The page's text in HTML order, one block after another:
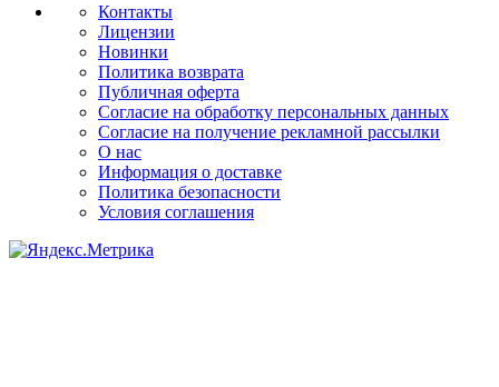
Контакты
Лицензии
Новинки
Политика возврата
Публичная оферта
Согласие на обработку персональных данных
Согласие на получение рекламной рассылки
О нас
Информация о доставке
Политика безопасности
Условия соглашения